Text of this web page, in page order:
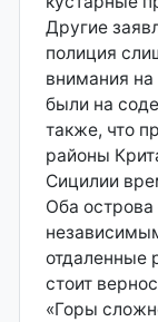
Другие
полиция
внимания
были на
также, что
районы
Сицилии
Оба
отдаленные
стоит
«Горы